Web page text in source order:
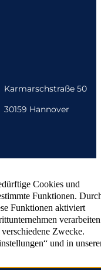
Karmarschstraße 50
30159 Hannover